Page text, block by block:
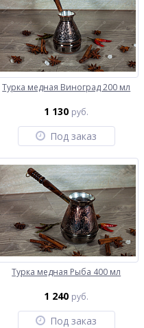
Турка медная Виноград 200 мл
1 130 руб.
Под заказ
Турка медная Рыба 400 мл
1 240 руб.
Под заказ